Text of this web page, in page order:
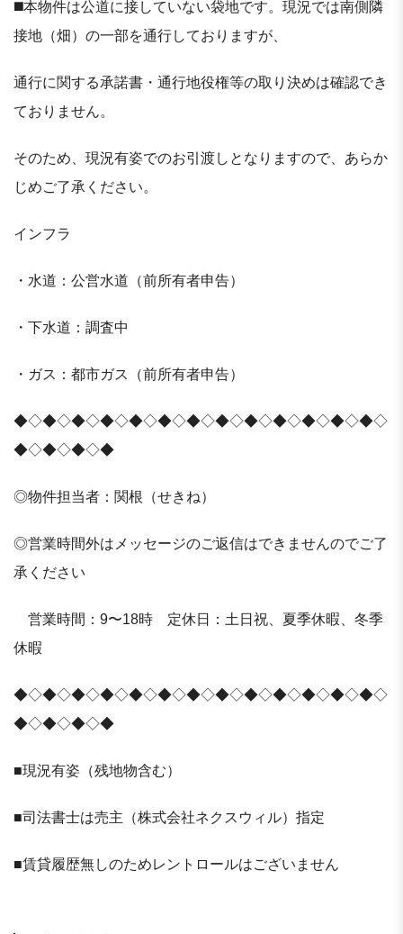
◼️本物件は公道に接していない袋地です。現況では南側隣
接地（畑）の一部を通行しておりますが、
通行に関する承諾書・通行地役権等の取り決めは確認でき
ておりません。
そのため、現況有姿でのお引渡しとなりますので、あらか
じめご了承ください。
インフラ
・水道：公営水道（前所有者申告）
・下水道：調査中
・ガス：都市ガス（前所有者申告）
◆◇◆◇◆◇◆◇◆◇◆◇◆◇◆◇◆◇◆◇◆◇◆◇◆◇
◆◇◆◇◆◇◆
◎物件担当者：関根（せきね）
◎営業時間外はメッセージのご返信はできませんのでご了
承ください
営業時間：9〜18時 定休日：土日祝、夏季休暇、冬季
休暇
◆◇◆◇◆◇◆◇◆◇◆◇◆◇◆◇◆◇◆◇◆◇◆◇◆◇
◆◇◆◇◆◇◆
■現況有姿（残地物含む）
■司法書士は売主（株式会社ネクスウィル）指定
■賃貸履歴無しのためレントロールはございません